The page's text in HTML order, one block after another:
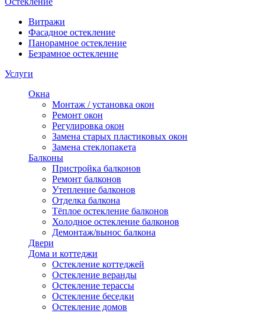
Витражи
Фасадное остекление
Панорамное остекление
Безрамное остекление
Услуги
Окна
Монтаж / установка окон
Ремонт окон
Регулировка окон
Замена старых пластиковых окон
Замена стеклопакета
Балконы
Пристройка балконов
Ремонт балконов
Утепление балконов
Отделка балкона
Тёплое остекление балконов
Холодное остекление балконов
Демонтаж/вынос балкона
Двери
Дома и коттеджи
Остекление коттеджей
Остекление веранды
Остекление терассы
Остекление беседки
Остекление домов